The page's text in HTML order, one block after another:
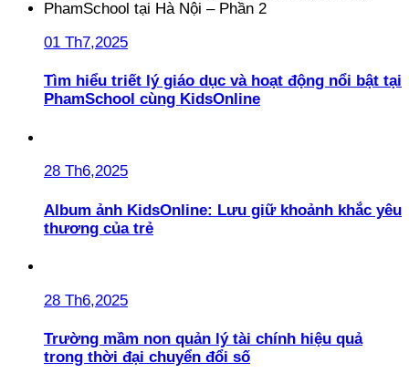
01 Th7,2025
Tìm hiểu triết lý giáo dục và hoạt động nổi bật tại
PhamSchool cùng KidsOnline
28 Th6,2025
Album ảnh KidsOnline: Lưu giữ khoảnh khắc yêu
thương của trẻ
28 Th6,2025
Trường mầm non quản lý tài chính hiệu quả
trong thời đại chuyển đổi số